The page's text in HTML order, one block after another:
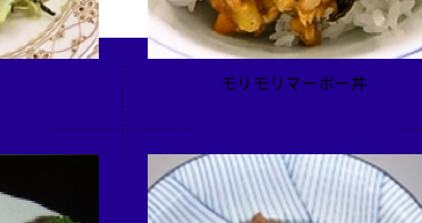
モリモリマーボー丼